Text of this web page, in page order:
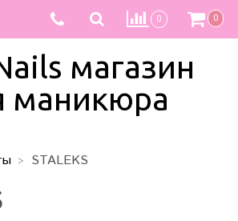
0 0
магазин
маникюра
STALEKS